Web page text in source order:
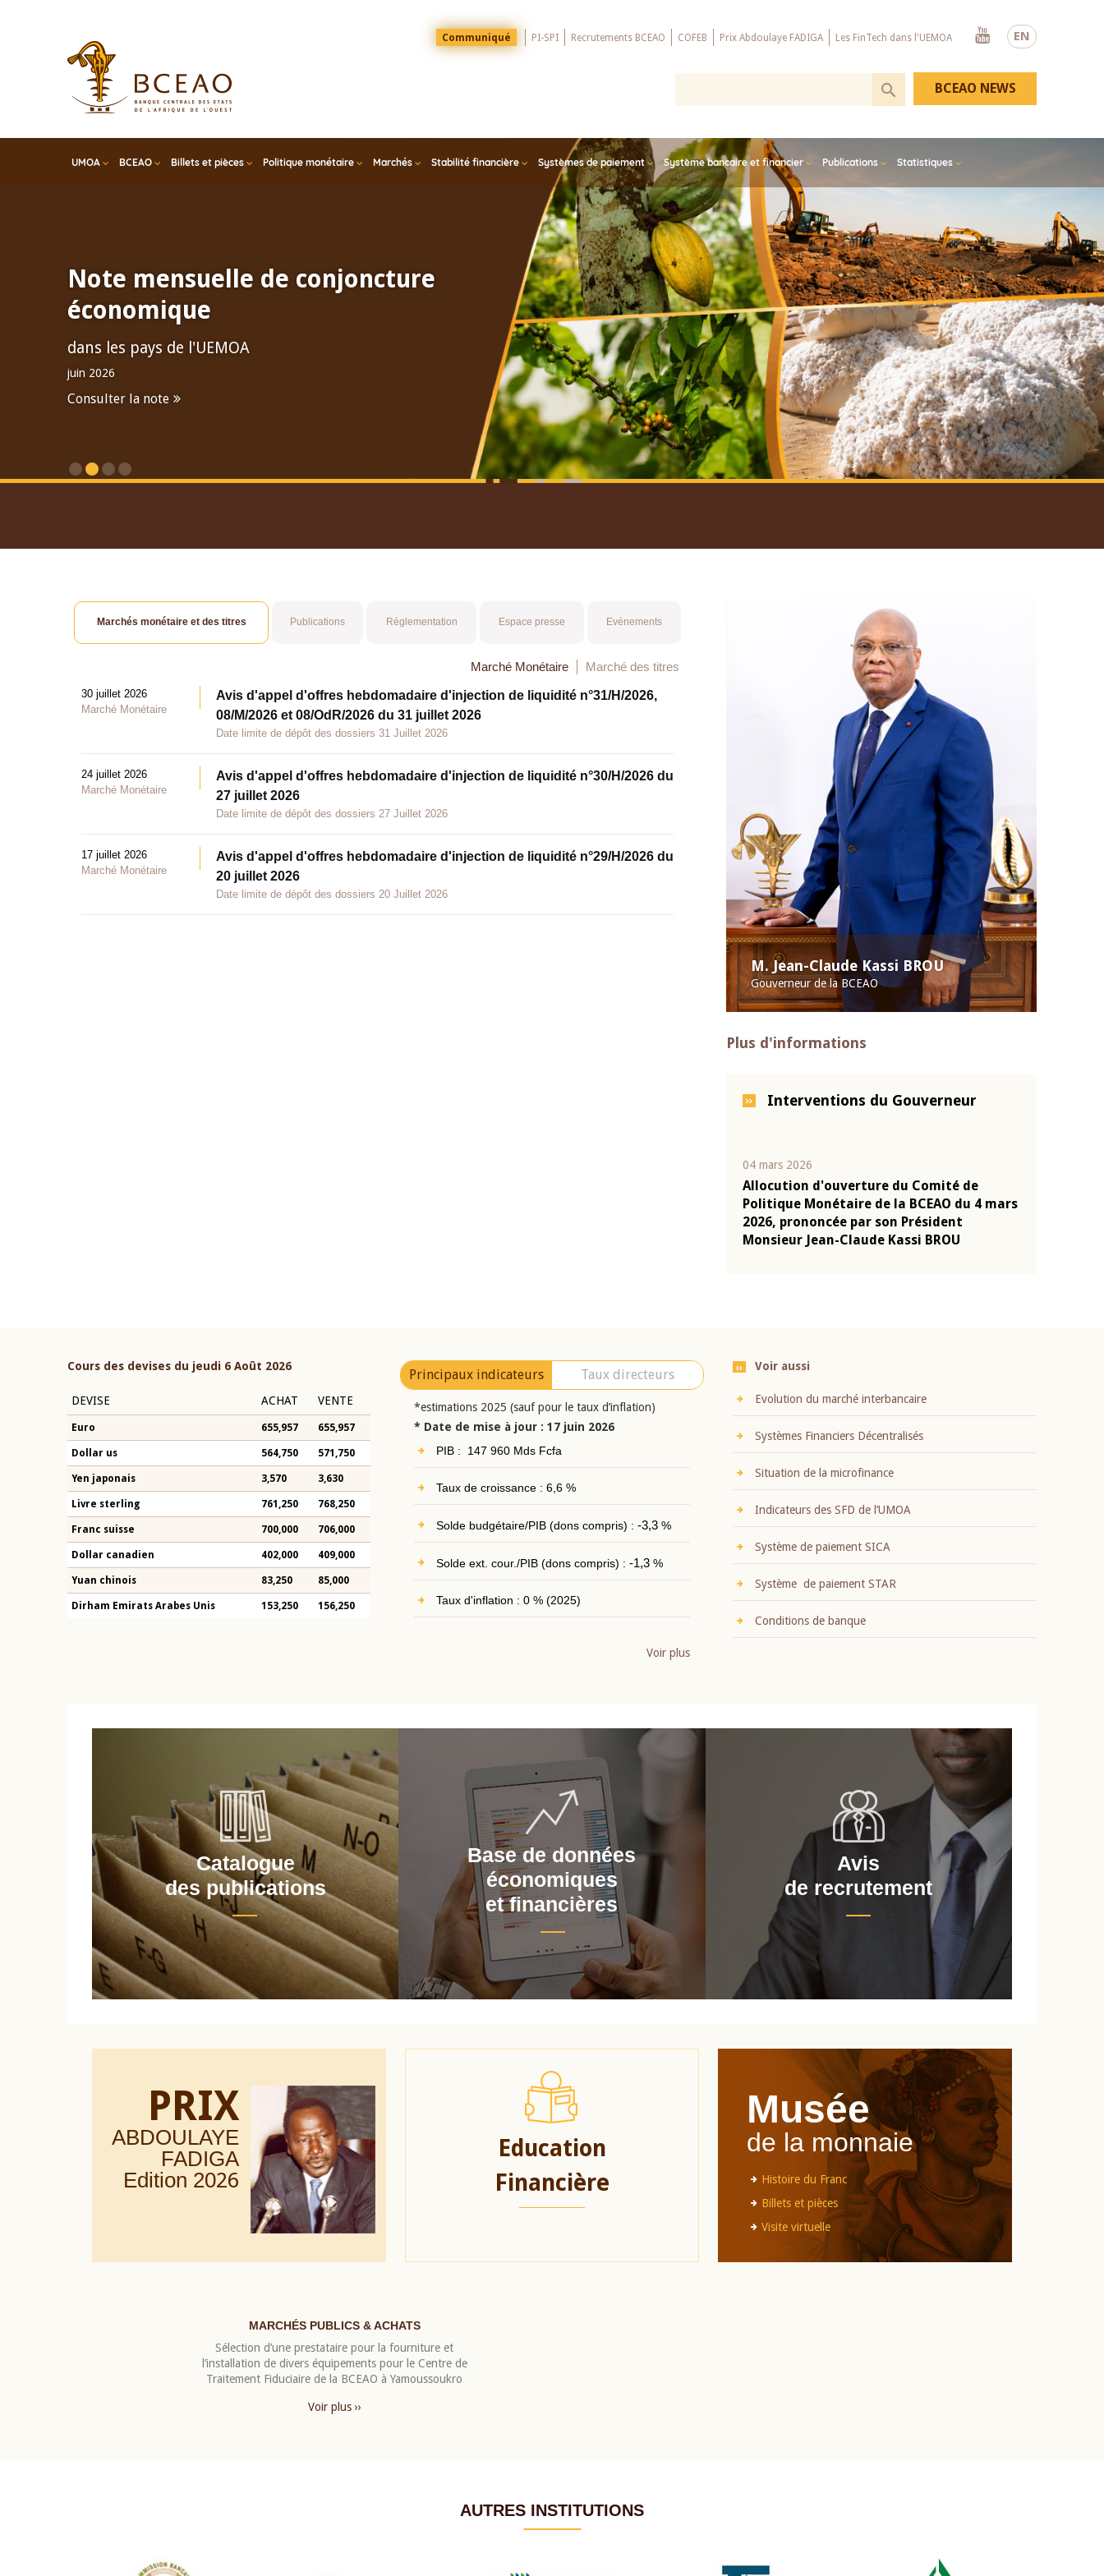
EN
Menu
Top
Communiqué PI-SPI Recrutements BCEAO COFEB Prix Abdoulaye FADIGA Les FinTech dans l'UEMOA
Youtube
UMOA BCEAO Billets et pièces Politique monétaire Marchés Stabilité financière Systèmes de paiement Système bancaire et financier Publications Statistiques
BCEAO NEWS
Note mensuelle de conjoncture
économique
dans les pays de l'UEMOA
juin 2026
Consulter la note
M. Jean-Claude Kassi BROU
Gouverneur de la BCEAO
Plus d'informations
Interventions du Gouverneur
04 mars 2026
Allocution d'ouverture du Comité de
Politique Monétaire de la BCEAO du 4 mars
2026, prononcée par son Président
Monsieur Jean-Claude Kassi BROU
Marchés monétaire et des titres Publications Réglementation Espace presse Evénements
Marché Monétaire Marché des titres
30 juillet 2026
Marché Monétaire
Avis d'appel d'offres hebdomadaire d'injection de liquidité n°31/H/2026,
08/M/2026 et 08/OdR/2026 du 31 juillet 2026
Date limite de dépôt des dossiers 31 Juillet 2026
24 juillet 2026
Marché Monétaire
Avis d'appel d'offres hebdomadaire d'injection de liquidité n°30/H/2026 du
27 juillet 2026
Date limite de dépôt des dossiers 27 Juillet 2026
17 juillet 2026
Marché Monétaire
Avis d'appel d'offres hebdomadaire d'injection de liquidité n°29/H/2026 du
20 juillet 2026
Date limite de dépôt des dossiers 20 Juillet 2026
Cours des devises du jeudi 6 Août 2026
DEVISE ACHAT VENTE
Euro 655,957 655,957
Dollar us 564,750 571,750
Yen japonais 3,570 3,630
Livre sterling 761,250 768,250
Franc suisse 700,000 706,000
Dollar canadien 402,000 409,000
Yuan chinois 83,250 85,000
Dirham Emirats Arabes Unis 153,250 156,250
Principaux indicateurs Taux directeurs
*estimations 2025 (sauf pour le taux d’inflation)
* Date de mise à jour : 17 juin 2026
PIB : 147 960 Mds Fcfa
Taux de croissance : 6,6 %
Solde budgétaire/PIB (dons compris) : -3,3%
Solde ext. cour./PIB (dons compris) : -1,3%
Taux d'inflation : 0 % (2025)
Voir plus
Voir aussi
Evolution du marché interbancaire
Systèmes Financiers Décentralisés
Situation de la microfinance
Indicateurs des SFD de l’UMOA
Système de paiement SICA
Système de paiement STAR
Conditions de banque
Catalogue
des publications
Base de données
économiques
et financières
Avis
de recrutement
PRIX
ABDOULAYE
FADIGA
Edition 2026
Education
Financière
Musée
de la monnaie
Histoire du Franc
Billets et pièces
Visite virtuelle
MARCHÉS PUBLICS & ACHATS
Sélection d’une prestataire pour la fourniture et
l’installation de divers équipements pour le Centre de
Traitement Fiduciaire de la BCEAO à Yamoussoukro
Voir plus ››
AUTRES INSTITUTIONS